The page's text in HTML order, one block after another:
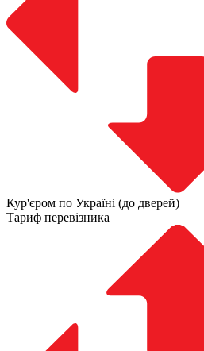
Кур'єром по Україні (до дверей)
Тариф перевізника